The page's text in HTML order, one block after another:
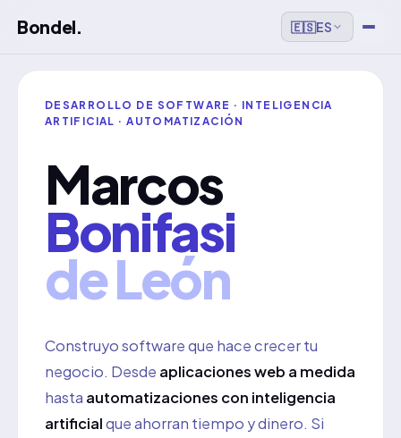
Bondel. 🇪🇸ES
DESARROLLO DE SOFTWARE · INTELIGENCIA
ARTIFICIAL · AUTOMATIZACIÓN
Marcos
Bonifasi
de León
Construyo software que hace crecer tu
negocio. Desde aplicaciones web a medida
hasta automatizaciones con inteligencia
artificialque ahorran tiempo y dinero. Si